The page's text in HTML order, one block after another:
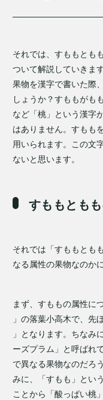
それでは、すももとも
ついて解説していきま
果物を漢字で書いた際
しょうか？すももがも
など「桃」という漢字
はありません。すもも
用いられます。この文
ないと思います。
すももとも
それでは「すももとも
なる属性の果物なのか
まず、すももの属性に
」の落葉小高木で、先
」となります。ちなみ
ーズプラム」と呼ばれ
で異なる果物なのだろ
みに、「すもも」とい
ことから「酸っぱい桃